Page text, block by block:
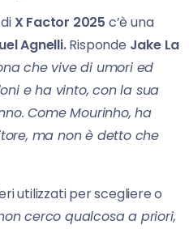
X Factor 2025 c’è una
Agnelli.Risponde Jake La
che vive di umori ed
e ha vinto, con la sua
Come Mourinho, ha
ma non è detto che
utilizzati per scegliere o
cerco qualcosa a priori,